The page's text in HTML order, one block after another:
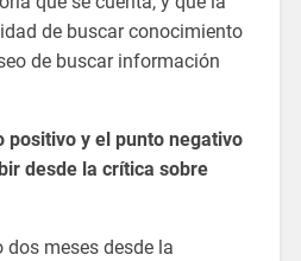
de buscar conocimiento
de buscar información
positivo y el punto negativo
desde la crítica sobre
meses desde la